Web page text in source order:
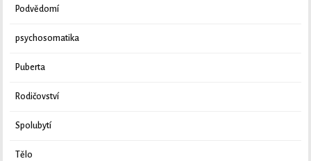
Podvědomí
psychosomatika
Puberta
Rodičovství
Spolubytí
Tělo